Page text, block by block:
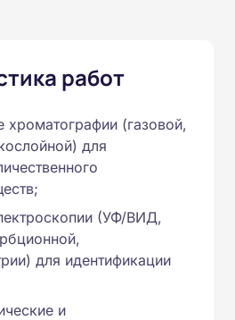
работ
хроматографии (газовой,
для
(УФ/ВИД,
для идентификации
и